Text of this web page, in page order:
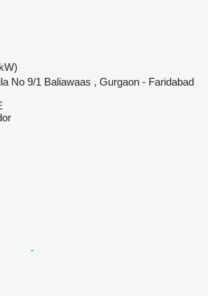
No 9/1 Baliawaas , Gurgaon - Faridabad